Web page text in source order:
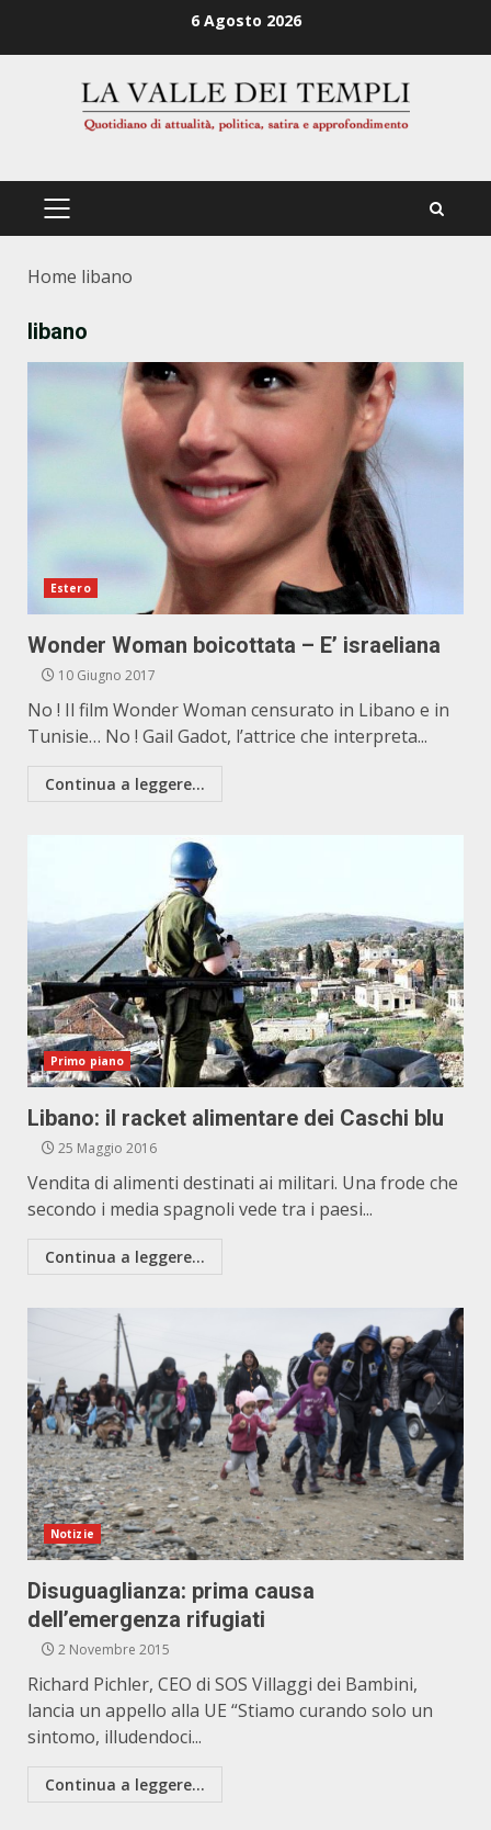
6 Agosto 2026
PRIMÄRES
Home libano
libano
Estero
Wonder Woman boicottata – E’ israeliana
10 Giugno 2017
No ! Il film Wonder Woman censurato in Libano e in
Tunisie… No ! Gail Gadot, l’attrice che interpreta...
Continua a leggere...
Primo piano
Libano: il racket alimentare dei Caschi blu
25 Maggio 2016
Vendita di alimenti destinati ai militari. Una frode che
secondo i media spagnoli vede tra i paesi...
Continua a leggere...
Notizie
Disuguaglianza: prima causa
dell’emergenza rifugiati
2 Novembre 2015
Richard Pichler, CEO di SOS Villaggi dei Bambini,
lancia un appello alla UE “Stiamo curando solo un
sintomo, illudendoci...
Continua a leggere...